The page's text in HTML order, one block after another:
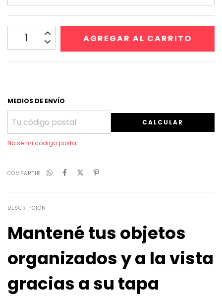
MEDIOS DE ENVÍO
CALCULAR
No sé mi código postal
COMPARTIR
DESCRIPCIÓN
Mantené tus objetos
organizados y a la vista
gracias a su tapa